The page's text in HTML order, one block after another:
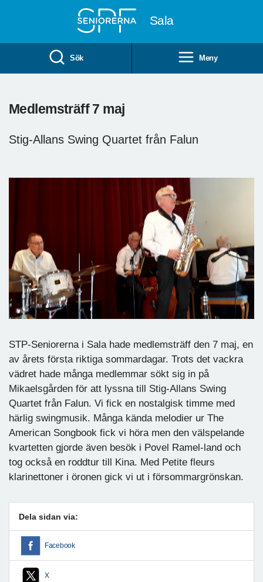
Sala
Sök Meny
Medlemsträff 7 maj
Stig-Allans Swing Quartet från Falun
STP-Seniorerna i Sala hade medlemsträff den 7 maj, en
av årets första riktiga sommardagar. Trots det vackra
vädret hade många medlemmar sökt sig in på
Mikaelsgården för att lyssna till Stig-Allans Swing
Quartet från Falun. Vi fick en nostalgisk timme med
härlig swingmusik. Många kända melodier ur The
American Songbook fick vi höra men den välspelande
kvartetten gjorde även besök i Povel Ramel-land och
tog också en roddtur till Kina. Med Petite fleurs
klarinettoner i öronen gick vi ut i försommargrönskan.
Dela sidan via:
Facebook
X